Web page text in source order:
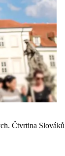
Čtvrtina